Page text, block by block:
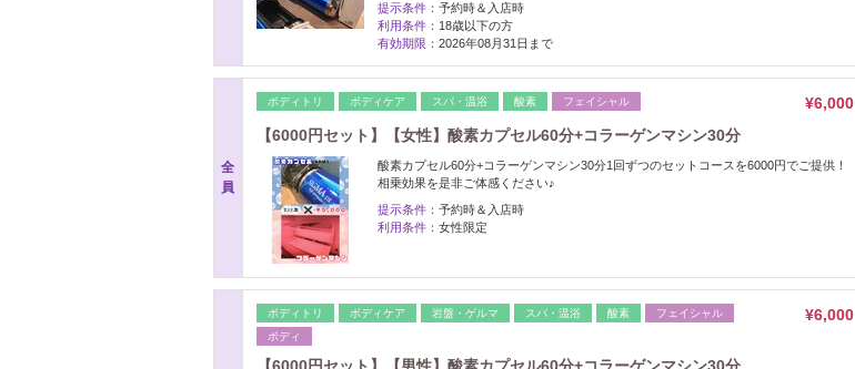
提示条件： 予約時＆入店時
利用条件： 18歳以下の方
有効期限： 2026年08月31日まで
全
員
ボディトリ ボディケア スパ・温浴 酸素 フェイシャル
¥6,000
【6000円セット】【女性】酸素カプセル60分+コラーゲンマシン30分
酸素カプセル60分+コラーゲンマシン30分1回ずつのセットコースを6000円でご提供！
相乗効果を是非ご体感ください♪
提示条件： 予約時＆入店時
利用条件： 女性限定
ボディトリ ボディケア 岩盤・ゲルマ スパ・温浴 酸素
フェイシャル
ボディ
¥6,000